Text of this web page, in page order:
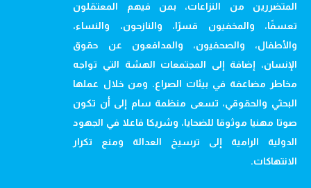
المتضررين من النزاعات، بمن فيهم المعتقلون
تعسفًا، والمخفيون قسرًا، والنازحون، والنساء،
والأطفال، والصحفيون، والمدافعون عن حقوق
الإنسان، إضافة إلى المجتمعات الهشة التي تواجه
مخاطر مضاعفة في بيئات الصراع. ومن خلال عملها
البحثي والحقوقي، تسعى منظمة سام إلى أن تكون
صوتا مهنيا موثوقا للضحايا، وشريكا فاعلا في الجهود
الدولية الرامية إلى ترسيخ العدالة ومنع تكرار
الانتهاكات.